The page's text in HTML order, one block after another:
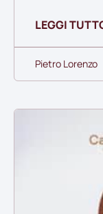
LEGGI
Pietro Lorenzo